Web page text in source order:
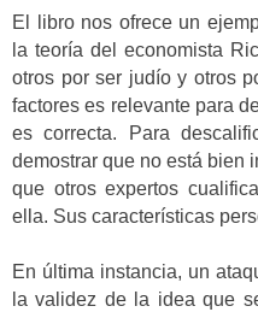
El libro nos ofrece un
la teoría del economista
otros por ser judío y otros
factores es relevante para
es correcta. Para
demostrar que no está bien
que otros expertos
ella. Sus características
En última instancia, un
la validez de la idea que